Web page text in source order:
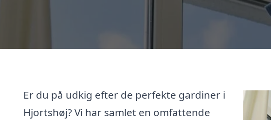
Er du på udkig efter de perfekte gardiner i
Hjortshøj? Vi har samlet en omfattende